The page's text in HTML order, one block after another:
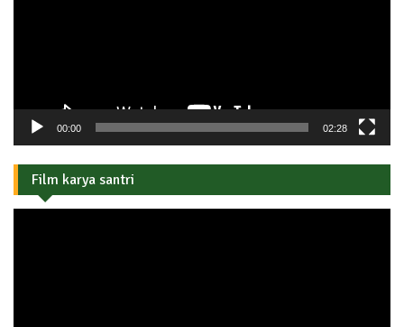
00:00 02:28
Film karya santri